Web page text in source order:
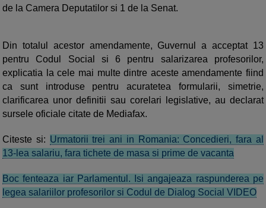
de la Camera Deputatilor si 1 de la Senat.
Din totalul acestor amendamente, Guvernul a acceptat 13
pentru Codul Social si 6 pentru salarizarea profesorilor,
explicatia la cele mai multe dintre aceste amendamente fiind
ca sunt introduse pentru acuratetea formularii, simetrie,
clarificarea unor definitii sau corelari legislative, au declarat
sursele oficiale citate de Mediafax.
Citeste si: Urmatorii trei ani in Romania: Concedieri, fara al
13-lea salariu, fara tichete de masa si prime de vacanta
Boc fenteaza iar Parlamentul. Isi angajeaza raspunderea pe
legea salariilor profesorilor si Codul de Dialog Social VIDEO